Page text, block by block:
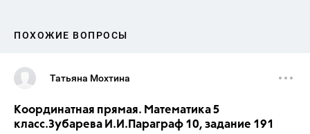
ПОХОЖИЕ ВОПРОСЫ
Татьяна Мохтина
Координатная прямая. Математика 5
класс.Зубарева И.И.Параграф 10, задание 191